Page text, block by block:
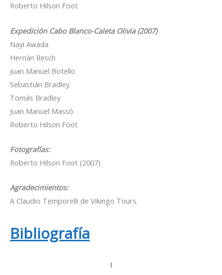
Roberto Hilson Foot
Expedición Cabo Blanco-Caleta Olivia (2007)
Nayi Awada
Hernán Resch
Juan Manuel Botello
Sebastián Bradley
Tomás Bradley
Juan Manuel Massó
Roberto Hilson Foot
Fotografías:
Roberto Hilson Foot (2007)
Agradecimientos:
A Claudio Temporelli de Vikingo Tours.
Bibliografía
I